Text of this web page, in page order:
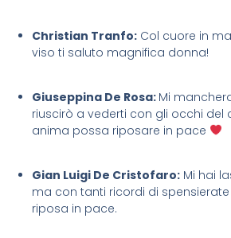
Christian Tranfo: Col cuore in
viso ti saluto magnifica donna!
Giuseppina De Rosa: Mi
riuscirò a vederti con gli occhi del
anima possa riposare in pace
Gian Luigi De Cristofaro: Mi hai
ma con tanti ricordi di
riposa in pace.